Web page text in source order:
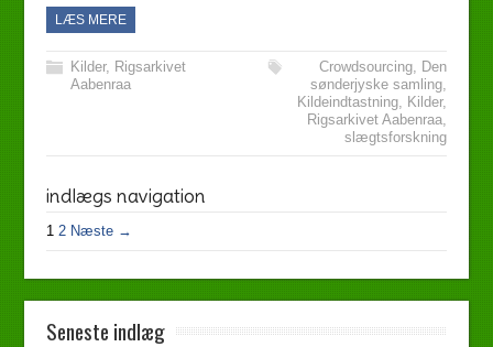
LÆS MERE
Kilder, Rigsarkivet
Aabenraa
Crowdsourcing,
Den
sønderjyske samling,
Kildeindtastning, Kilder,
Rigsarkivet Aabenraa,
slægtsforskning
indlægs navigation
1 2 Næste →
Seneste indlæg